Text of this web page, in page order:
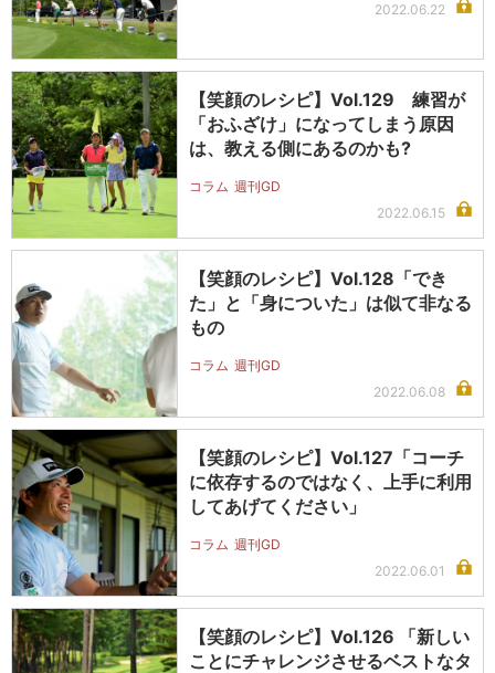
2022.06.22
【笑顔のレシピ】Vol.129 練習が
「おふざけ」になってしまう原因
は、教える側にあるのかも?
コラム 週刊GD
2022.06.15
【笑顔のレシピ】Vol.128「でき
た」と「身についた」は似て非なる
もの
コラム 週刊GD
2022.06.08
【笑顔のレシピ】Vol.127「コーチ
に依存するのではなく、上手に利用
してあげてください」
コラム 週刊GD
2022.06.01
【笑顔のレシピ】Vol.126 「新しい
ことにチャレンジさせるベストなタ